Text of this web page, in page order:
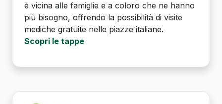
è vicina alle famiglie e a coloro che ne hanno
più bisogno, offrendo la possibilità di visite
mediche gratuite nelle piazze italiane.
Scopri le tappe